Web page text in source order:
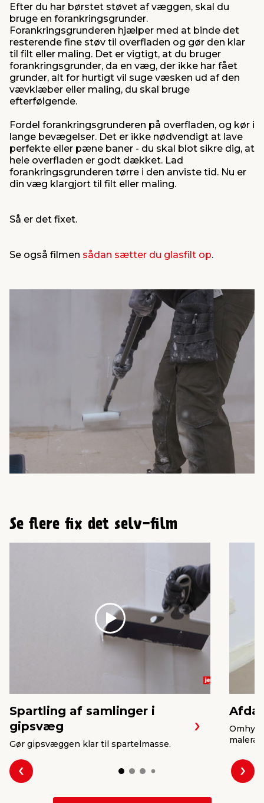
Efter du har børstet støvet af væggen, skal du
bruge en forankringsgrunder.
Forankringsgrunderen hjælper med at binde det
resterende fine støv til overfladen og gør den klar
til filt eller maling. Det er vigtigt, at du bruger
forankringsgrunder, da en væg, der ikke har fået
grunder, alt for hurtigt vil suge væsken ud af den
vævklæber eller maling, du skal bruge
efterfølgende.
Fordel forankringsgrunderen på overfladen, og kør i
lange bevægelser. Det er ikke nødvendigt at lave
perfekte eller pæne baner - du skal blot sikre dig, at
hele overfladen er godt dækket. Lad
forankringsgrunderen tørre i den anviste tid. Nu er
din væg klargjort til filt eller maling.
Så er det fixet.
Se også filmen sådan sætter du glasfilt op.
Se flere fix det selv-film
Play
Spartling af samlinger i
gipsvæg
Gør gipsvæggen klar til spartelmasse.
Forrige